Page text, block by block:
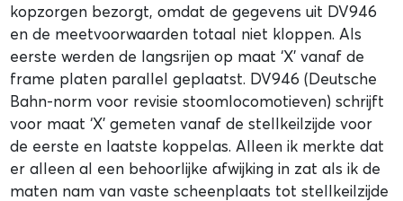
kopzorgen bezorgt, omdat de gegevens uit DV946
en de meetvoorwaarden totaal niet kloppen. Als
eerste werden de langsrijen op maat ‘X’ vanaf de
frame platen parallel geplaatst. DV946 (Deutsche
Bahn-norm voor revisie stoomlocomotieven) schrijft
voor maat ‘X’ gemeten vanaf de stellkeilzijde voor
de eerste en laatste koppelas. Alleen ik merkte dat
er alleen al een behoorlijke afwijking in zat als ik de
maten nam van vaste scheenplaats tot stellkeilzijde